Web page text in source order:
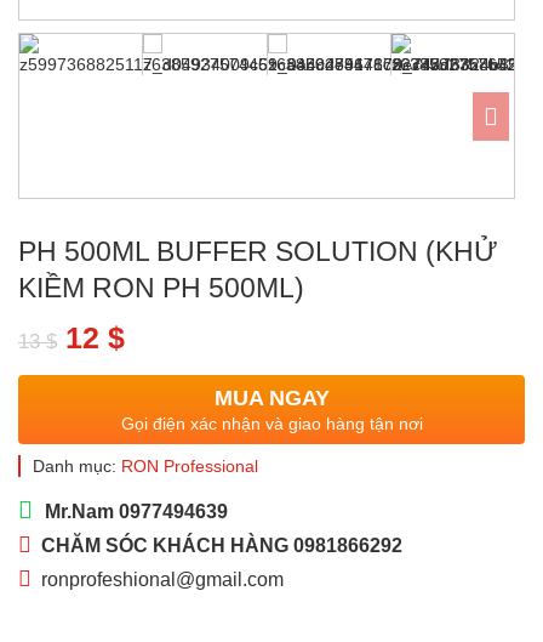
PH 500ML BUFFER SOLUTION (KHỬ
KIỀM RON PH 500ML)
13$ Giá
gốc
13 $.
12 $Giá
hiện
tại
là:
MUA NGAY
Gọi điện xác nhận và giao hàng tận nơi
Danh mục: RON Professional
Mr.Nam 0977494639
CHĂM SÓC KHÁCH HÀNG 0981866292
ronprofeshional@gmail.com